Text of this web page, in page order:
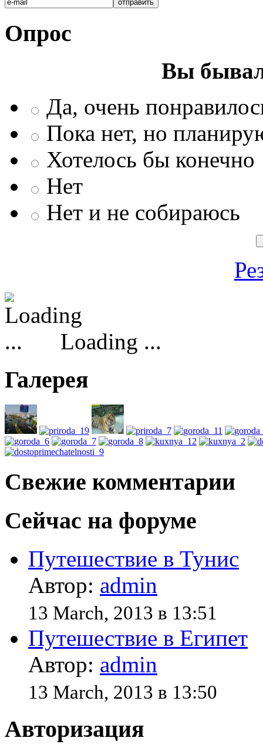
Опрос
Вы
Да, очень
Пока нет, но
Хотелось бы конечно
Нет
Нет и не собираюсь
Loading ...
Галерея
Свежие комментарии
Сейчас на форуме
Путешествие в Тунис
Автор: admin
13 March, 2013 в 13:51
Путешествие в Египет
Автор: admin
13 March, 2013 в 13:50
Авторизация